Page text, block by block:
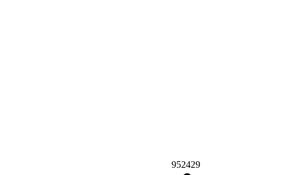
952429